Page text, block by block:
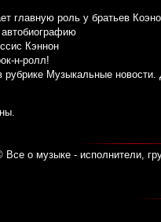
главную роль у братьев
Кэннон
н-ролл!
рубрике Музыкальные новости.
Все о музыке - исполнители,